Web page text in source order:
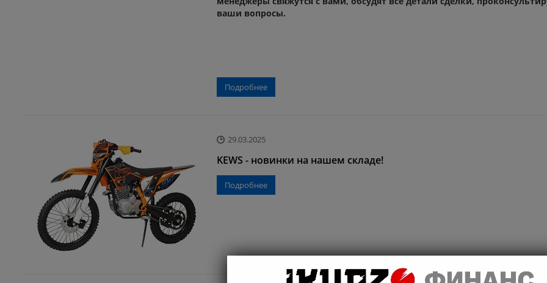
ваши вопросы.
Подробнее
29.03.2025
KEWS - новинки на нашем складе!
Подробнее